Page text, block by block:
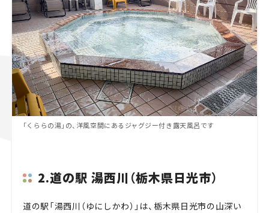
「くららの湯」の、洋風空間にあるジャグジー付き露天風呂です
2.道の駅 湯西川（栃木県日光市）
道の駅「湯西川（ゆにしかわ）」は、栃木県日光市の山深い